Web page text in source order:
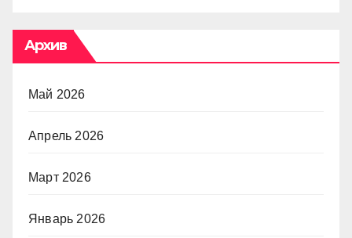
Архив
Май 2026
Апрель 2026
Март 2026
Январь 2026